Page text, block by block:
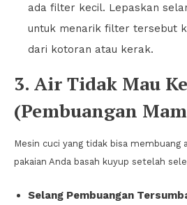
ada filter kecil. Lepaskan
untuk menarik filter tersebut
dari kotoran atau kerak.
3. Air Tidak Mau
(Pembuangan
Mesin cuci yang tidak bisa membuang
pakaian Anda basah kuyup setelah
Selang Pembuangan